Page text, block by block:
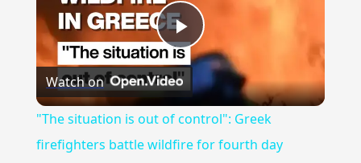
Play
Video
Watch on
"The situation is out of control": Greek
firefighters battle wildfire for fourth day